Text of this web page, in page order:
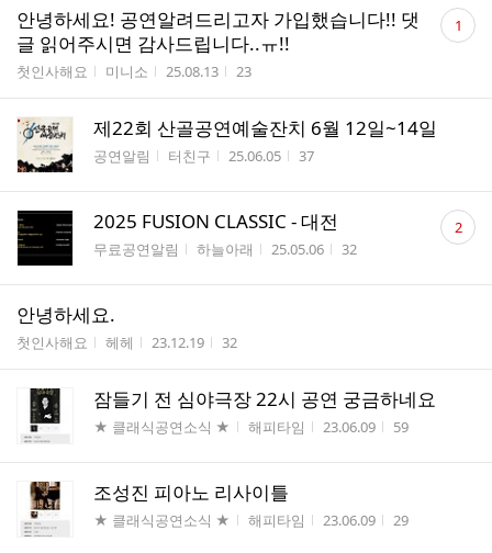
안녕하세요! 공연알려드리고자 가입했습니다!! 댓
글 읽어주시면 감사드립니다..ㅠ!!
게시판명
첫인사해요 작성자
미니소 작성시간
25.08.13 조회수
23
댓
글 1
제22회 산골공연예술잔치 6월 12일~14일
게시판명
공연알림 작성자
터친구 작성시간
25.06.05 조회수
37
2025 FUSION CLASSIC - 대전
게시판명
무료공연알림 작성자
하늘아래 작성시간
25.05.06 조회수
32
댓
글 2
안녕하세요.
게시판명
첫인사해요 작성자
헤헤 작성시간
23.12.19 조회수
32
잠들기 전 심야극장 22시 공연 궁금하네요
게시판명
★ 클래식공연소식 ★ 작성자
해피타임 작성시간
23.06.09 조회수
59
조성진 피아노 리사이틀
게시판명
★ 클래식공연소식 ★ 작성자
해피타임 작성시간
23.06.09 조회수
29